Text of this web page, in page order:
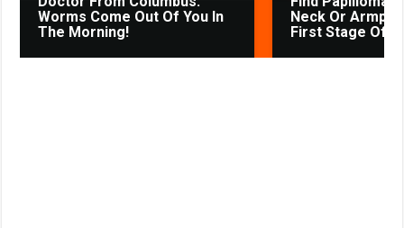
i
Worms Come Out Of You In
The Morning!
Neck Or
First Stage Of...